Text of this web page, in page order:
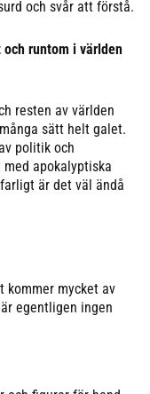
och svår att förstå.
runtom i världen
resten av världen
sätt helt galet.
politik och
apokalyptiska
är det väl ändå
kommer mycket av
egentligen ingen